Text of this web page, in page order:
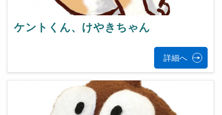
ケントくん、けやきちゃん
詳細へ